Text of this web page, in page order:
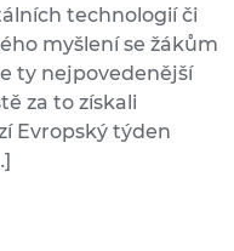
technologií či
myšlení se žákům
ty nejpovedenější
za to získali
Evropský týden